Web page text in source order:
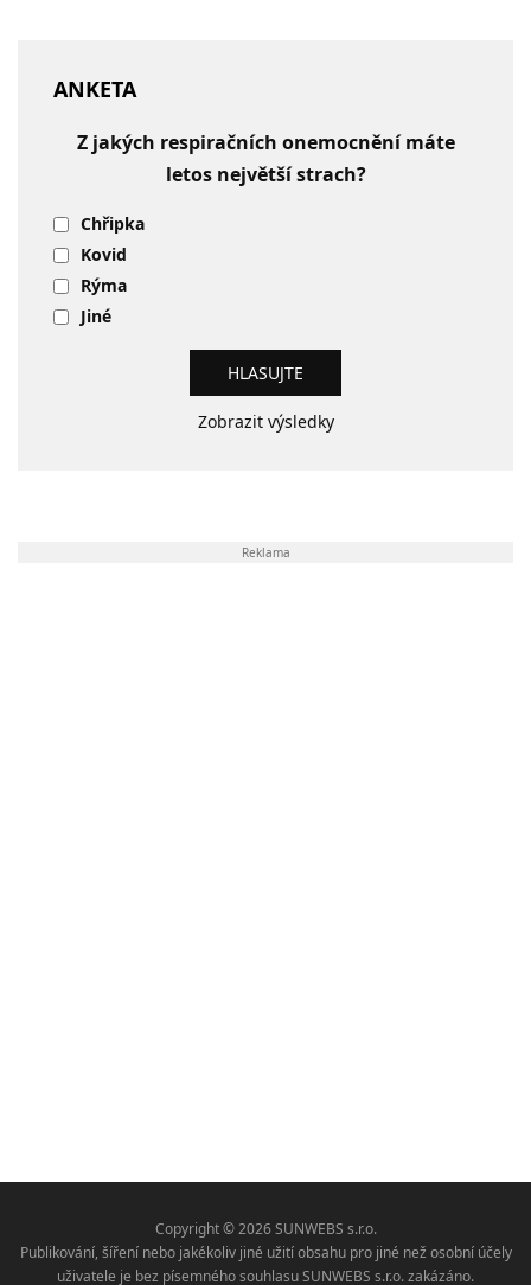
ANKETA
Z jakých respiračních onemocnění máte
letos největší strach?
Chřipka
Kovid
Rýma
Jiné
Zobrazit výsledky
Reklama
Copyright © 2026 SUNWEBS s.r.o.
Publikování, šíření nebo jakékoliv jiné užití obsahu pro jiné než osobní účely
uživatele je bez písemného souhlasu SUNWEBS s.r.o. zakázáno.